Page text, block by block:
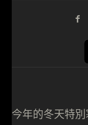
今年的冬天特